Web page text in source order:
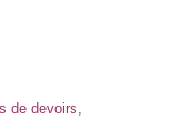
de devoirs,